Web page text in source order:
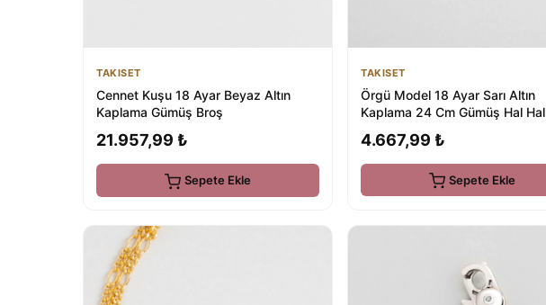
TAKISET
Cennet Kuşu 18 Ayar Beyaz Altın
Kaplama Gümüş Broş
21.957,99 ₺
Sepete Ekle
TAKISET
Örgü Model 18 Ayar Sarı Altın
Kaplama 24 Cm Gümüş Hal Hal
4.667,99 ₺
Sepete Ekle